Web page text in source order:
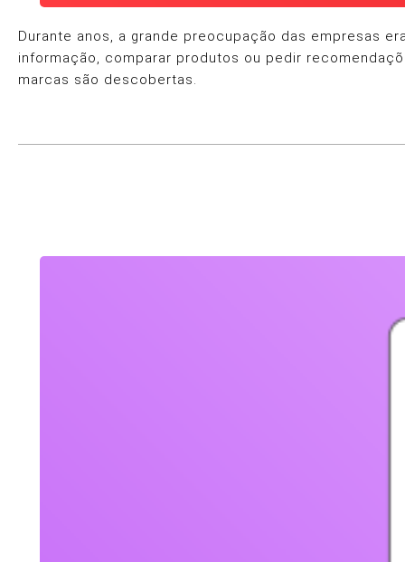
Durante anos, a grande preocupação das empresas
informação, comparar produtos ou pedir
marcas são descobertas.